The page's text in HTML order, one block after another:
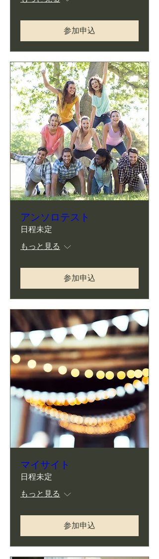
参加申込
アンソロテスト
日程未定
もっと見る
参加申込
マイサイト
日程未定
もっと見る
参加申込